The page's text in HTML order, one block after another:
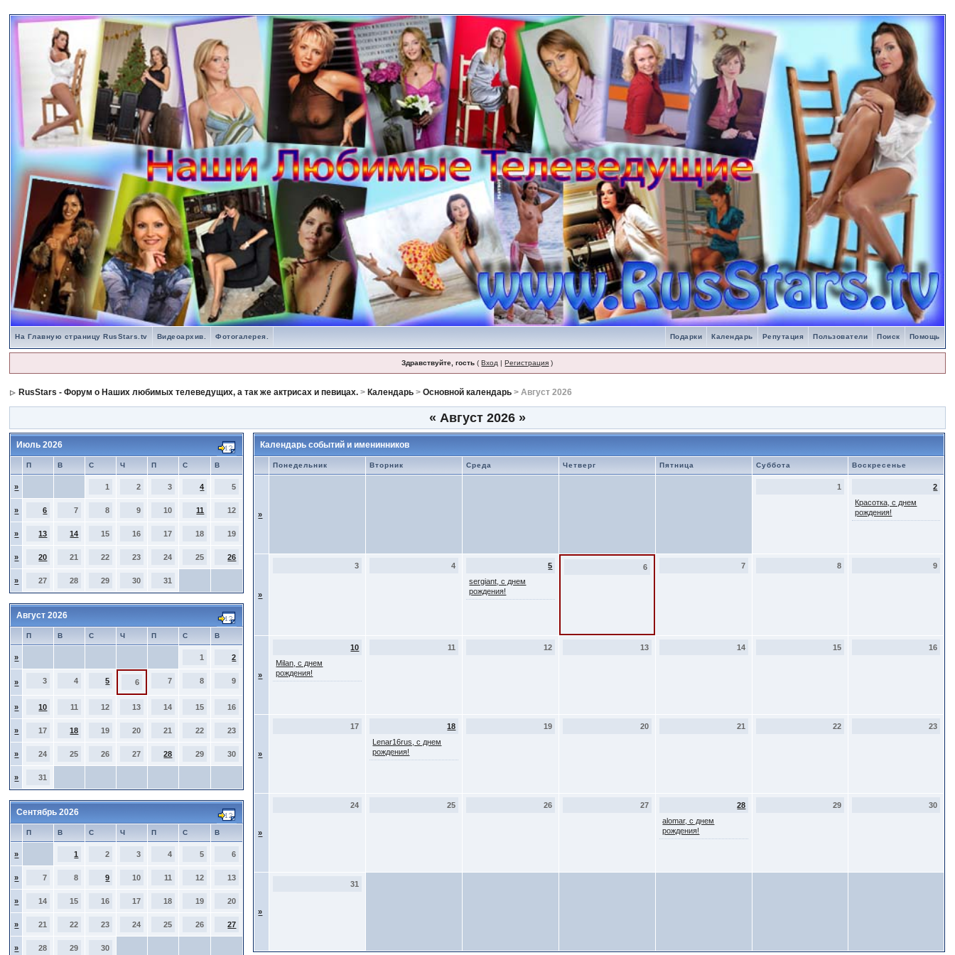
На Главную страницу RusStars.tv Помощь
Поиск
Пользователи
Репутация
Календарь
Подарки
Видеоархив. Фотогалерея.
Здравствуйте, гость (Вход |Регистрация )
RusStars - Форум о Наших любимых телеведущих, а так же актрисах и певицах. > Календарь >Основной календарь > Август 2026
« Август 2026 »
Июль 2026
П В С Ч П С В
» 1 2 3 4 5
» 6 7 8 9 10 11 12
» 13 14 15 16 17 18 19
» 20 21 22 23 24 25 26
» 27 28 29 30 31
Август 2026
П В С Ч П С В
» 1 2
» 3 4 5 6 7 8 9
» 10 11 12 13 14 15 16
» 17 18 19 20 21 22 23
» 24 25 26 27 28 29 30
» 31
Сентябрь 2026
П В С Ч П С В
» 1 2 3 4 5 6
» 7 8 9 10 11 12 13
» 14 15 16 17 18 19 20
» 21 22 23 24 25 26 27
» 28 29 30
Календарь событий и именинников
Понедельник Вторник Среда Четверг Пятница Суббота Воскресенье
»
1
2
Красотка, с днем
рождения!
»
3 4
5
sergiant, с днем
рождения!
6 7 8 9
»
10
Milan, с днем
рождения!
11 12 13 14 15 16
»
17
18
Lenar16rus, с днем
рождения!
19 20 21 22 23
»
24 25 26 27
28
alomar, с днем
рождения!
29 30
»
31